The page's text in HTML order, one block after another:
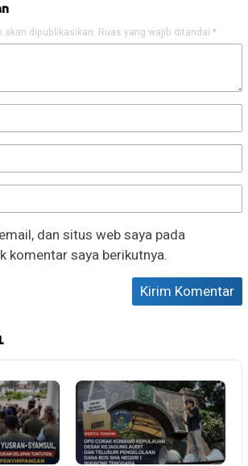
akan dipublikasikan. Ruas yang wajib ditandai *
dan situs web saya pada
komentar saya berikutnya.